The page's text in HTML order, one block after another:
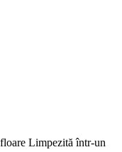
Limpezită într-un